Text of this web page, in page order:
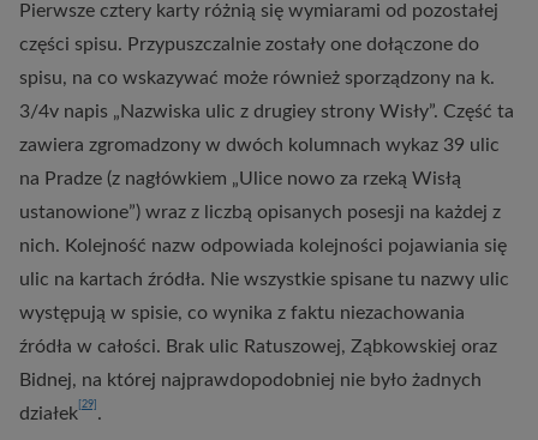
Pierwsze cztery karty różnią się wymiarami od pozostałej
części spisu. Przypuszczalnie zostały one dołączone do
spisu, na co wskazywać może również sporządzony na k.
3/4v napis „Nazwiska ulic z drugiey strony Wisły”. Część ta
zawiera zgromadzony w dwóch kolumnach wykaz 39 ulic
na Pradze (z nagłówkiem „Ulice nowo za rzeką Wisłą
ustanowione”) wraz z liczbą opisanych posesji na każdej z
nich. Kolejność nazw odpowiada kolejności pojawiania się
ulic na kartach źródła. Nie wszystkie spisane tu nazwy ulic
występują w spisie, co wynika z faktu niezachowania
źródła w całości. Brak ulic Ratuszowej, Ząbkowskiej oraz
Bidnej, na której najprawdopodobniej nie było żadnych
działek[29] .